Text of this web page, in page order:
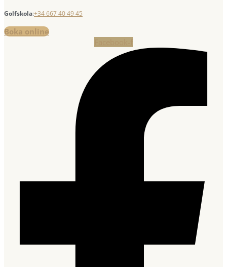
Golfskola:+34 667 40 49 45
Boka online